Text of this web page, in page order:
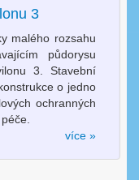
3
malého rozsahu
půdorysu
3. Stavební
o jedno
ochranných
více »